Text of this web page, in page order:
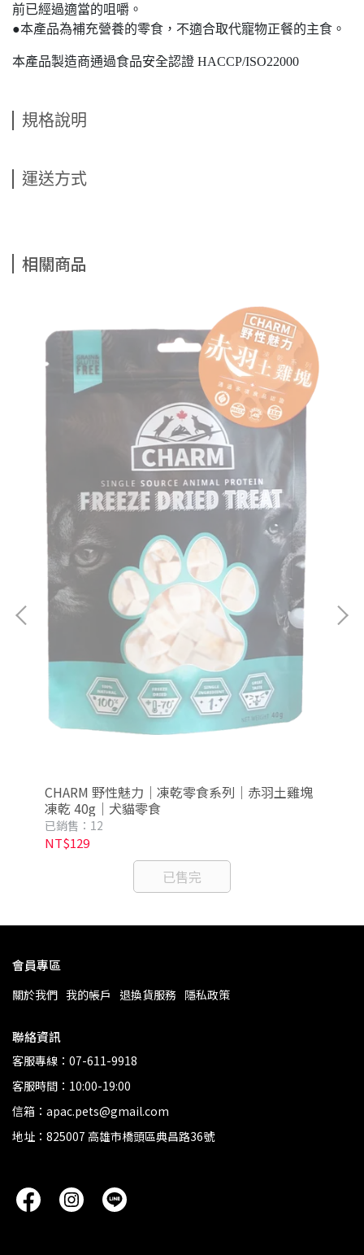
前已經過適當的咀嚼。
●本產品為補充營養的零食，不適合取代寵物正餐的主食。
本產品製造商通過食品安全認證 HACCP/ISO22000
規格說明
運送方式
相關商品
CHARM 野性魅力｜凍乾零食系列｜赤羽土雞塊
凍乾 40g｜犬貓零食
已銷售：12
NT$129
已售完
會員專區
關於我們 我的帳戶 退換貨服務 隱私政策
聯絡資訊
客服專線：07-611-9918
客服時間：10:00-19:00
信箱：apac.pets@gmail.com
地址：825007 高雄市橋頭區典昌路36號